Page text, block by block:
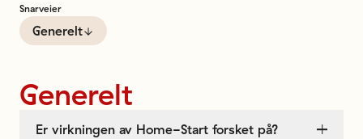
Snarveier
Generelt
Generelt
Er virkningen av Home-Start forsket på?